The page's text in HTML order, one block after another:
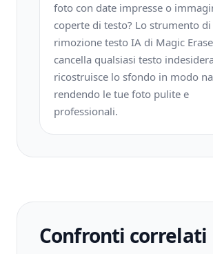
foto con date impresse o
coperte di testo? Lo strumento di
rimozione testo IA di Magic
cancella qualsiasi testo
ricostruisce lo sfondo in modo
rendendo le tue foto pulite e
professionali.
Confronti correlati